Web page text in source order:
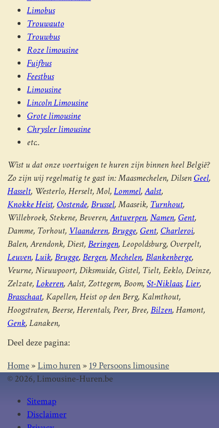
Limobus
Trouwauto
Trouwbus
Roze limousine
Fuifbus
Feestbus
Limousine
Lincoln Limousine
Grote limousine
Chrysler limousine
etc..
Wist u dat onze voertuigen te huren zijn binnen heel België?
Zo zijn wij regelmatig te gast in: Maasmechelen, Dilsen Geel,
Hasselt, Westerlo, Herselt, Mol, Lommel,Aalst,
Knokke Heist, Oostende, Brussel, Maaseik, Turnhout,
Willebroek, Stekene, Beveren,Antwerpen, Namen, Gent,
Damme, Torhout, Vlaanderen, Brugge, Gent, Charleroi,
Balen, Arendonk, Diest, Beringen, Leopoldsburg, Overpelt,
Leuven, Luik, Brugge, Bergen,Mechelen, Blankenberge,
Veurne, Nieuwpoort, Diksmuide, Gistel, Tielt, Eeklo, Deinze,
Zelzate, Lokeren, Aalst, Zottegem, Boom, St-Niklaas, Lier,
Brasschaat, Kapellen, Heist op den Berg, Kalmthout,
Hoogstraten, Beerse, Herentals, Peer, Bree, Bilzen, Hamont,
Genk, Lanaken,
Deel deze pagina:
Home»Limo huren»19 Persoons limousine
© 2026, Limousine-Huren.be
Sitemap
Disclaimer